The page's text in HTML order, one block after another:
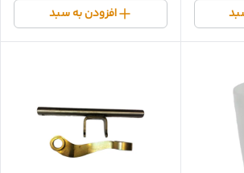
افزودن به سبد